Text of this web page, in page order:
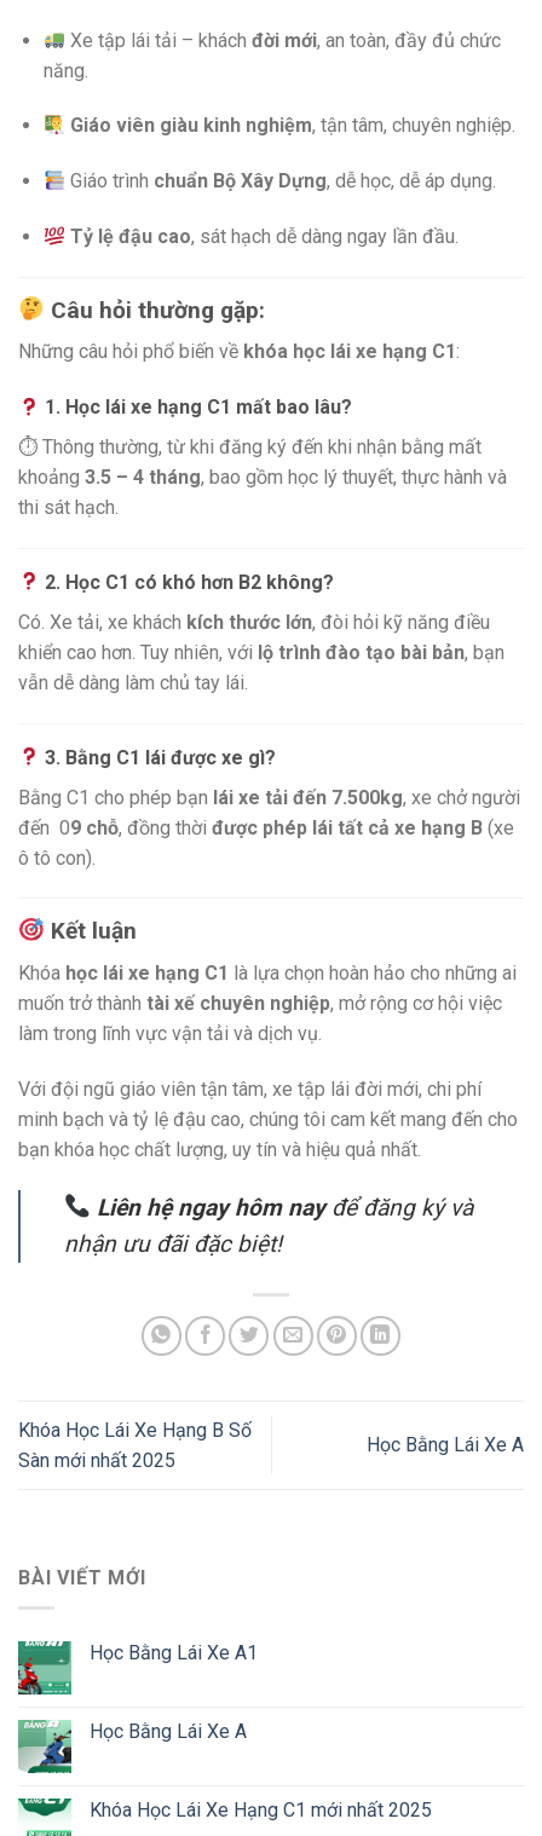
Xe tập lái tải – kháchđời mới, an toàn, đầy đủ chức
năng.
Giáo viên giàu kinh nghiệm, tận tâm, chuyên nghiệp.
Giáo trình chuẩn Bộ Xây Dựng, dễ học, dễ áp dụng.
Tỷ lệ đậu cao, sát hạch dễ dàng ngay lần đầu.
Câu hỏi thường gặp:
Những câu hỏi phổ biến về khóa học lái xe hạng C1:
1. Học lái xe hạng C1 mất bao lâu?
⏱ Thông thường, từ khi đăng ký đến khi nhận bằng mất
khoảng 3.5 – 4 tháng, bao gồm học lý thuyết, thực hành và
thi sát hạch.
2. Học C1 có khó hơn B2 không?
Có. Xe tải, xe khách kích thước lớn, đòi hỏi kỹ năng điều
khiển cao hơn. Tuy nhiên, với lộ trình đào tạo bài bản, bạn
vẫn dễ dàng làm chủ tay lái.
3. Bằng C1 lái được xe gì?
Bằng C1 cho phép bạn lái xe tải đến 7.500kg, xe chở người
đến 09 chỗ, đồng thời được phép lái tất cả xe hạng B (xe
ô tô con).
Kết luận
Khóa học lái xe hạng C1 là lựa chọn hoàn hảo cho những ai
muốn trở thành tài xế chuyên nghiệp, mở rộng cơ hội việc
làm trong lĩnh vực vận tải và dịch vụ.
Với đội ngũ giáo viên tận tâm, xe tập lái đời mới, chi phí
minh bạch và tỷ lệ đậu cao, chúng tôi cam kết mang đến cho
bạn khóa học chất lượng, uy tín và hiệu quả nhất.
Liên hệ ngay hôm nayđể đăng ký và
nhận ưu đãi đặc biệt!
Khóa Học Lái Xe Hạng B Số
Sàn mới nhất 2025
Học Bằng Lái Xe A
BÀI VIẾT MỚI
Học Bằng Lái Xe A1
Học Bằng Lái Xe A
Khóa Học Lái Xe Hạng C1 mới nhất 2025